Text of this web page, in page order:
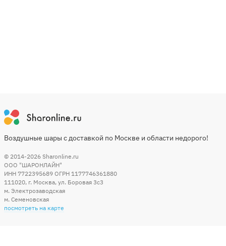
Воздушные шары с доставкой по Москве и области недорого!
© 2014-2026 Sharonline.ru
ООО "ШАРОНЛАЙН"
ИНН 7722395689 ОГРН 1177746361880
111020, г. Москва, ул. Боровая 3c3
м. Электрозаводская
м. Семеновская
посмотреть на карте